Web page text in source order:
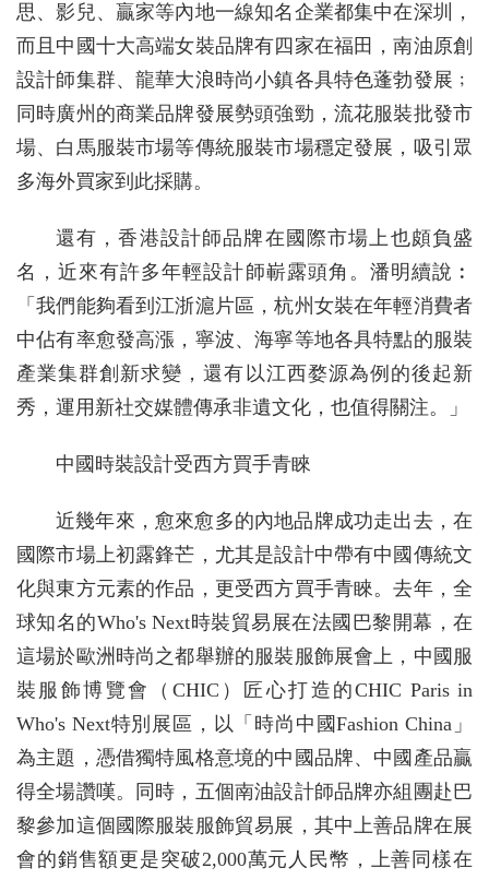
思、影兒、贏家等內地一線知名企業都集中在深圳，
而且中國十大高端女裝品牌有四家在福田，南油原創
設計師集群、龍華大浪時尚小鎮各具特色蓬勃發展﹔
同時廣州的商業品牌發展勢頭強勁，流花服裝批發市
場、白馬服裝市場等傳統服裝市場穩定發展，吸引眾
多海外買家到此採購。
還有，香港設計師品牌在國際市場上也頗負盛
名，近來有許多年輕設計師嶄露頭角。潘明續說︰
「我們能夠看到江浙滬片區，杭州女裝在年輕消費者
中佔有率愈發高漲，寧波、海寧等地各具特點的服裝
產業集群創新求變，還有以江西婺源為例的後起新
秀，運用新社交媒體傳承非遺文化，也值得關注。」
中國時裝設計受西方買手青睞
近幾年來，愈來愈多的內地品牌成功走出去，在
國際市場上初露鋒芒，尤其是設計中帶有中國傳統文
化與東方元素的作品，更受西方買手青睞。去年，全
球知名的Who's Next時裝貿易展在法國巴黎開幕，在
這場於歐洲時尚之都舉辦的服裝服飾展會上，中國服
裝服飾博覽會（CHIC）匠心打造的CHIC Paris in
Who's Next特別展區，以「時尚中國Fashion China」
為主題，憑借獨特風格意境的中國品牌、中國產品贏
得全場讚嘆。同時，五個南油設計師品牌亦組團赴巴
黎參加這個國際服裝服飾貿易展，其中上善品牌在展
會的銷售額更是突破2,000萬元人民幣，上善同樣在